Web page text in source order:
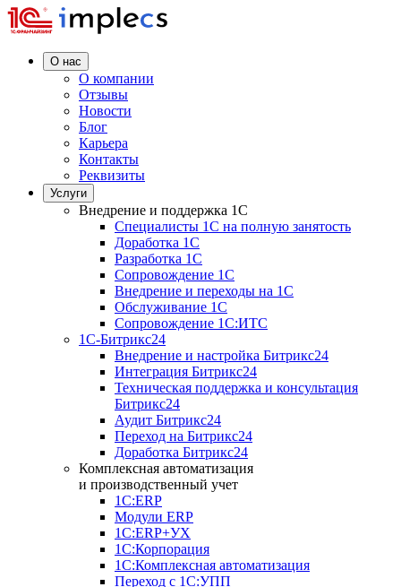
О нас
О компании
Отзывы
Новости
Блог
Карьера
Контакты
Реквизиты
Услуги
Внедрение и поддержка 1C
Специалисты 1C на полную занятость
Доработка 1C
Разработка 1C
Сопровождение 1C
Внедрение и переходы на 1C
Обслуживание 1C
Сопровождение 1C:ИТС
1С-Битрикс24
Внедрение и настройка Битрикс24
Интеграция Битрикс24
Техническая поддержка и консультация
Битрикс24
Аудит Битрикс24
Переход на Битрикс24
Доработка Битрикс24
Комплексная автоматизация
и производственный учет
1С:ERP
Модули ERP
1C:ERP+УХ
1С:Корпорация
1С:Комплексная автоматизация
Переход с 1С:УПП